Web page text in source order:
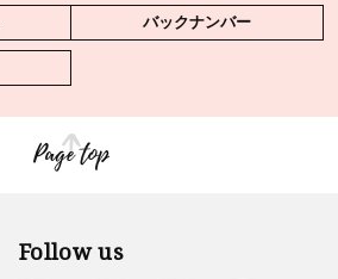
バックナンバー
Page top
Follow us